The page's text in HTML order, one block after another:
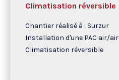
Climatisation réversible
Chantier réalisé à : Surzur
Installation d'une PAC air/
Climatisation réversible